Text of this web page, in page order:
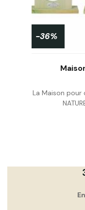
-36%
La Maison pour